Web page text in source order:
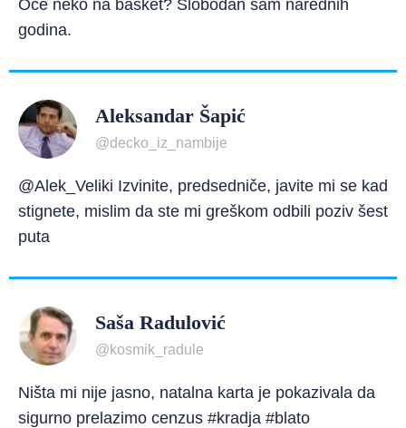
Oće neko na basket? Slobodan sam narednih
godina.
Aleksandar Šapić
@decko_iz_nambije
@Alek_Veliki Izvinite, predsedniče, javite mi se kad
stignete, mislim da ste mi greškom odbili poziv šest
puta
Saša Radulović
@kosmik_radule
Ništa mi nije jasno, natalna karta je pokazivala da
sigurno prelazimo cenzus #kradja #blato